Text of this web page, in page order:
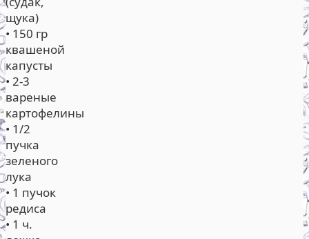
щука)
• 150 гр
квашеной
капусты
• 2-3
вареные
картофелины
• 1/2
пучка
зеленого
лука
• 1 пучок
редиса
• 1 ч.